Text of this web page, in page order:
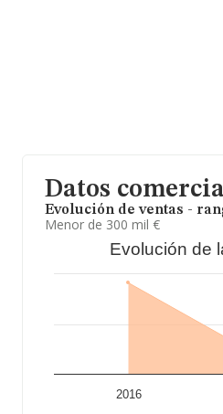
Datos
Evolución de ventas -
Menor de 300 mil €
Evolución de
2016